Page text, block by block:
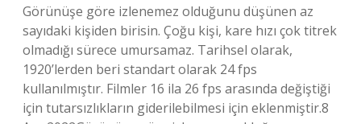
Görünüşe göre izlenemez olduğunu düşünen az
sayıdaki kişiden birisin. Çoğu kişi, kare hızı çok titrek
olmadığı sürece umursamaz. Tarihsel olarak,
1920’lerden beri standart olarak 24 fps
kullanılmıştır. Filmler 16 ila 26 fps arasında değiştiği
için tutarsızlıkların giderilebilmesi için eklenmiştir.8